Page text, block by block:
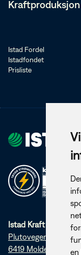
en
Kraftproduksjon
Istad Fordel
Istadfondet
Prisliste
Istad Kraft AS
Plutovegen 5
6419 Molde